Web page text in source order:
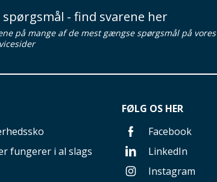
spørgsmål - find svarene her
på mange af de mest gængse spørgsmål på vores
fungerer i al slags
FØLG OS HER
Facebook
LinkedIn
Instagram